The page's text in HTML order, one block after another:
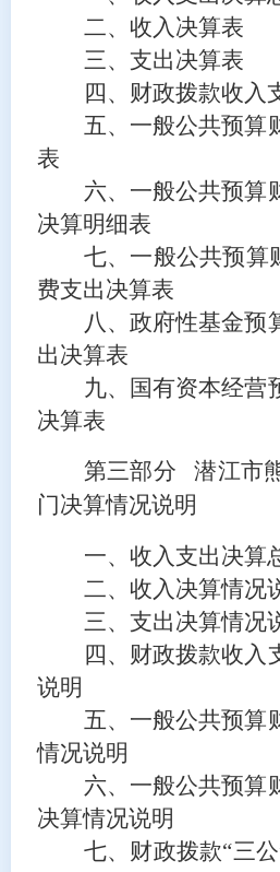
二、收入决算表
三、支出决算表
四、财政拨款收入
五、一般公共预算
表
六、一般公共预算
决算明细表
七、一般公共预算
费支出决算表
八、政府性基金预
出决算表
九、国有资本经营
决算表
第三部分
潜江市
门决算情况说明
一、收入支出决算
二、收入决算情况
三、支出决算情况
四、财政拨款收入
说明
五、一般公共预算
情况说明
六、一般公共预算
决算情况说明
七、财政拨款“三